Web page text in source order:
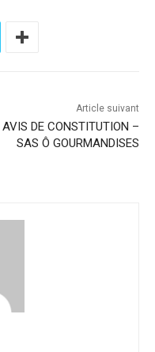
Article suivant
AVIS DE CONSTITUTION –
SAS Ô GOURMANDISES